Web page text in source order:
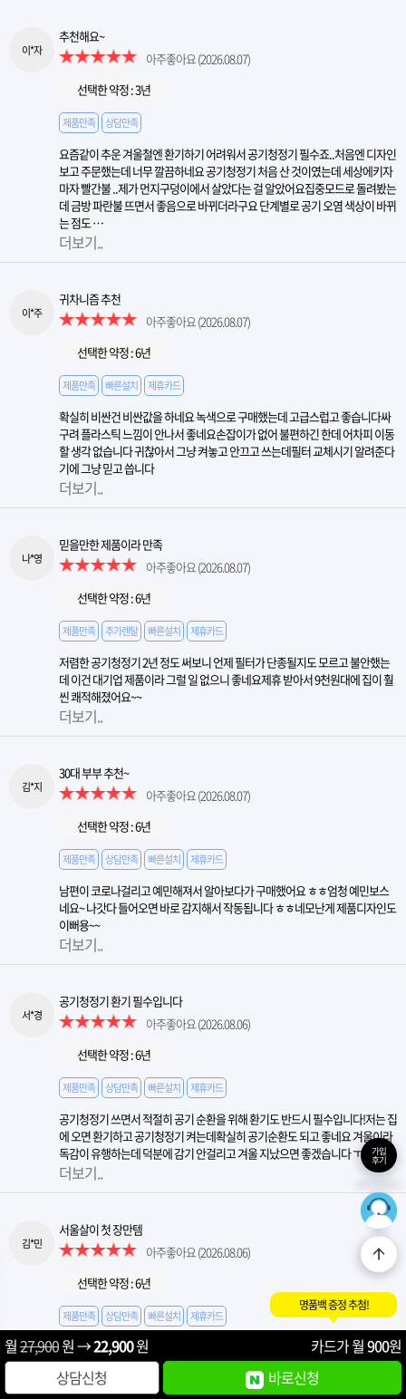
이*자
추천해요~
아주좋아요 (2026.08.07)
선택한 약정 : 3년
제품만족 상담만족
요즘같이 추운 겨울철엔 환기하기 어려워서 공기청정기 필수죠..처음엔 디자인
보고 주문했는데 너무 깔끔하네요 공기청정기 처음 산 것이였는데 세상에키자
마자 빨간불 ..제가 먼지구덩이에서 살았다는 걸 알았어요집중모드로 돌려봤는
데 금방 파란불 뜨면서 좋음으로 바뀌더라구요 단계별로 공기 오염 색상이 바뀌
는 점도 …
더보기..
이*주
귀차니즘 추천
아주좋아요 (2026.08.07)
선택한 약정 : 6년
제품만족 빠른설치 제휴카드
확실히 비싼건 비싼값을 하네요 녹색으로 구매했는데 고급스럽고 좋습니다싸
구려 플라스틱 느낌이 안나서 좋네요손잡이가 없어 불편하긴 한데 어차피 이동
할 생각 없습니다 귀찮아서 그냥 켜놓고 안끄고 쓰는데필터 교체시기 알려준다
기에 그냥 믿고 씁니다
더보기..
나*영
믿을만한 제품이라 만족
아주좋아요 (2026.08.07)
선택한 약정 : 6년
제품만족 추가렌탈 빠른설치 제휴카드
저렴한 공기청정기 2년 정도 써보니 언제 필터가 단종될지도 모르고 불안했는
데 이건 대기업 제품이라 그럴 일 없으니 좋네요제휴 받아서 9천원대에 집이 훨
씬 쾌적해졌어요~~
더보기..
김*지
30대 부부 추천~
아주좋아요 (2026.08.07)
선택한 약정 : 6년
제품만족 상담만족 빠른설치 제휴카드
남편이 코로나걸리고 예민해져서 알아보다가 구매했어요 ㅎㅎ엄청 예민보스
네요~ 나갓다 들어오면 바로 감지해서 작동됩니다 ㅎㅎ네모난게 제품디자인도
이뻐용~~
더보기..
서*경
공기청정기 환기 필수입니다
아주좋아요 (2026.08.06)
선택한 약정 : 6년
제품만족 상담만족 빠른설치 제휴카드
공기청정기 쓰면서 적절히 공기 순환을 위해 환기도 반드시 필수입니다!저는 집
에 오면 환기하고 공기청정기 켜는데확실히 공기순환도 되고 좋네요 겨울이라
독감이 유행하는데 덕분에 감기 안걸리고 겨울 지났으면 좋겠습니다 ㅜ
더보기..
김*민
서울살이 첫 장만템
아주좋아요 (2026.08.06)
선택한 약정 : 6년
제품만족 상담만족 빠른설치 제휴카드
여자친구랑 서울로 거처를 옮기게 되면서 구매했어요 원룸촌이라 환기하기 부
담스러웠는데 좋네요as 된다지만 되도록 고장없이 오래쓰고싶어요
더보기..
월27,900원 →22,900원 카드가 월900원
상담신청
바로신청
명품백 증정 추첨!
가입
후기
365
최적